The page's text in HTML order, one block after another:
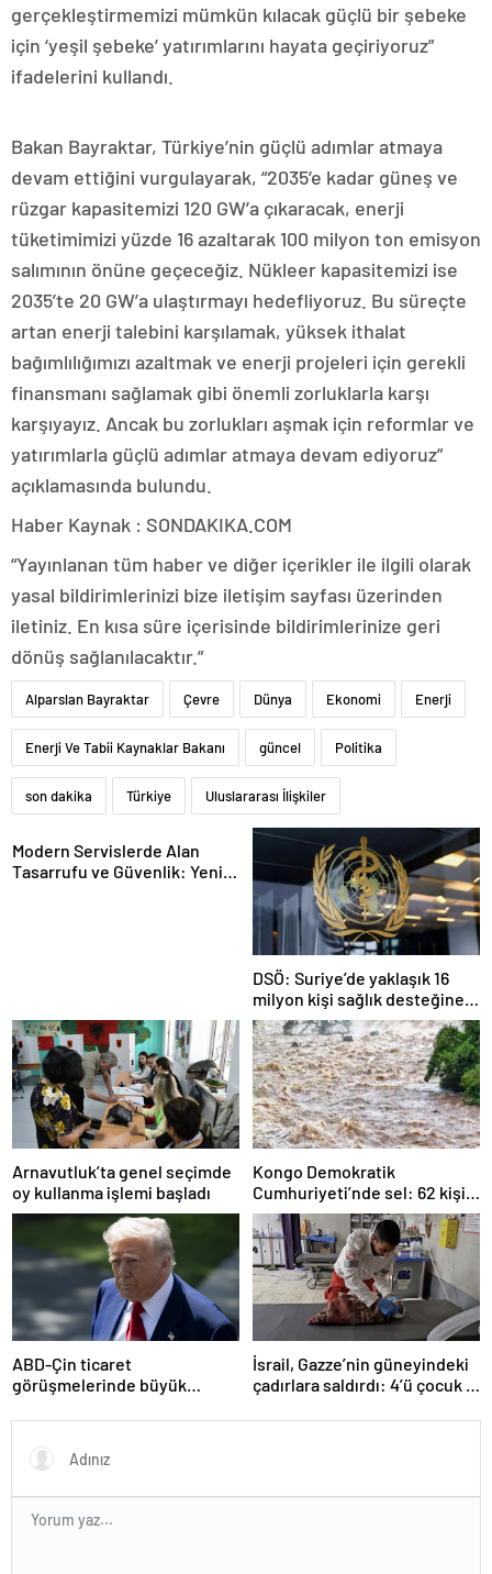
gerçekleştirmemizi mümkün kılacak güçlü bir şebeke
için ‘yeşil şebeke’ yatırımlarını hayata geçiriyoruz”
ifadelerini kullandı.
Bakan Bayraktar, Türkiye’nin güçlü adımlar atmaya
devam ettiğini vurgulayarak, “2035’e kadar güneş ve
rüzgar kapasitemizi 120 GW’a çıkaracak, enerji
tüketimimizi yüzde 16 azaltarak 100 milyon ton emisyon
salımının önüne geçeceğiz. Nükleer kapasitemizi ise
2035’te 20 GW’a ulaştırmayı hedefliyoruz. Bu süreçte
artan enerji talebini karşılamak, yüksek ithalat
bağımlılığımızı azaltmak ve enerji projeleri için gerekli
finansmanı sağlamak gibi önemli zorluklarla karşı
karşıyayız. Ancak bu zorlukları aşmak için reformlar ve
yatırımlarla güçlü adımlar atmaya devam ediyoruz”
açıklamasında bulundu.
Haber Kaynak : SONDAKIKA.COM
“Yayınlanan tüm haber ve diğer içerikler ile ilgili olarak
yasal bildirimlerinizi bize iletişim sayfası üzerinden
iletiniz. En kısa süre içerisinde bildirimlerinize geri
dönüş sağlanılacaktır.”
Alparslan Bayraktar Çevre Dünya Ekonomi Enerji
Enerji Ve Tabii Kaynaklar Bakanı güncel Politika
son dakika Türkiye Uluslararası İlişkiler
Modern Servislerde Alan
Tasarrufu ve Güvenlik: Yeni
DSÖ: Suriye’de yaklaşık 16
milyon kişi sağlık desteğine
ihtiyaç duyuyor
Arnavutluk’ta genel seçimde
oy kullanma işlemi başladı
Kongo Demokratik
Cumhuriyeti’nde sel: 62 kişi
hayatını kaybetti
ABD-Çin ticaret
görüşmelerinde büyük
İsrail, Gazze’nin güneyindeki
çadırlara saldırdı: 4’ü çocuk 8